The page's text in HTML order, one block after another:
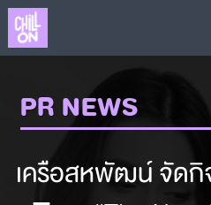
PR NEWS
เครือสหพัฒน์ จัดกิ